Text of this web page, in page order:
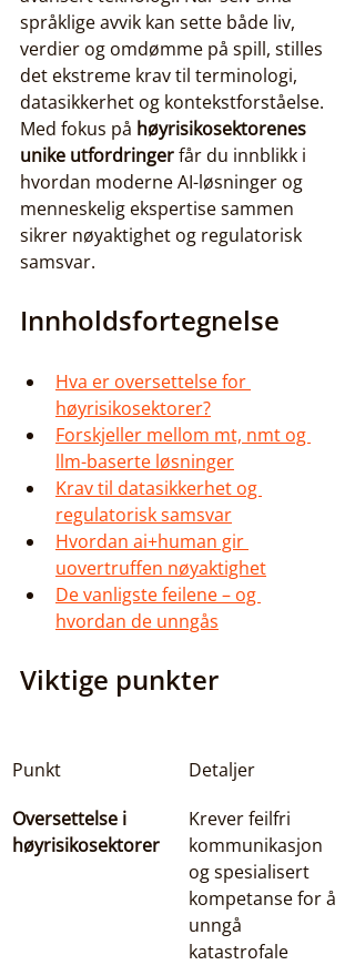
språklige avvik kan sette både liv,
verdier og omdømme på spill, stilles
det ekstreme krav til terminologi,
datasikkerhet og kontekstforståelse.
Med fokus på høyrisikosektorenes
unike utfordringer får du innblikk i
hvordan moderne AI-løsninger og
menneskelig ekspertise sammen
sikrer nøyaktighet og regulatorisk
samsvar.
Innholdsfortegnelse
Hva er oversettelse for
høyrisikosektorer?
Forskjeller mellom mt, nmt og
llm-baserte løsninger
Krav til datasikkerhet og
regulatorisk samsvar
Hvordan ai+human gir
uovertruffen nøyaktighet
De vanligste feilene – og
hvordan de unngås
Viktige punkter
Punkt
Detaljer
Oversettelse i
høyrisikosektorer
Krever feilfri
kommunikasjon
og spesialisert
kompetanse for å
unngå
katastrofale